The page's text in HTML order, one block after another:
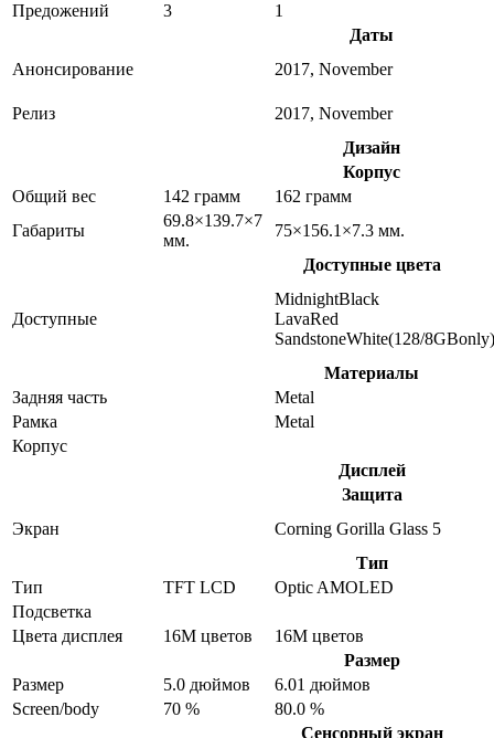
Предожений
3
1
Даты
Анонсирование
2017, November
Релиз
2017, November
Дизайн
Корпус
Общий вес
142 грамм
162 грамм
Габариты
69.8×139.7×7
мм.
75×156.1×7.3 мм.
Доступные цвета
Доступные
MidnightBlack
LavaRed
SandstoneWhite(128/8GBonly)
Материалы
Задняя часть
Metal
Рамка
Metal
Корпус
Дисплей
Защита
Экран
Corning Gorilla Glass 5
Тип
Тип
TFT LCD
Optic AMOLED
Подсветка
Цвета дисплея
16M цветов
16M цветов
Размер
Размер
5.0 дюймов
6.01 дюймов
Screen/body
70 %
80.0 %
Сенсорный экран